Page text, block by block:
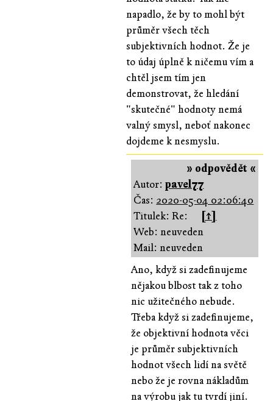
napadlo, že by to mohl být
průměr všech těch
subjektivních hodnot. Že je
to údaj úplně k ničemu vím a
chtěl jsem tím jen
demonstrovat, že hledání
"skutečné" hodnoty nemá
valný smysl, neboť nakonec
dojdeme k nesmyslu.
» odpovědět «
Autor:pavel77
Čas: 2020-05-04 02:06:40
Titulek: Re:
[↑]
Web: neuveden
Mail: neuveden
Ano, když si zadefinujeme
nějakou blbost tak z toho
nic užitečného nebude.
Třeba když si zadefinujeme,
že objektivní hodnota věci
je průměr subjektivních
hodnot všech lidí na světě
nebo že je rovna nákladům
na výrobu jak tu tvrdí jiní.